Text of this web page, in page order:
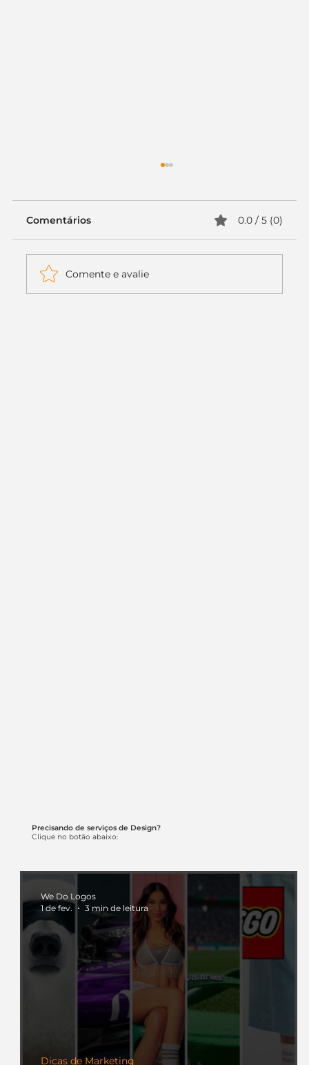
Precisando de serviços de Design?
Clique no botão abaixo:
Dicas de Marketing
We Do Logos
1 de fev.
3 min de leitura
Comentários 0.0 / 5 (0)
Comente e avalie